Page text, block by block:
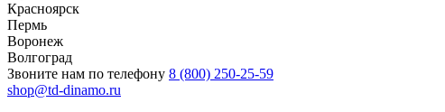
Красноярск
Пермь
Воронеж
Волгоград
Звоните нам по телефону 8 (800) 250-25-59
shop@td-dinamo.ru